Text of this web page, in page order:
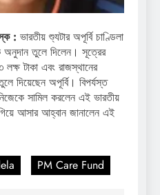
: ভারতীয় শ্যুটার অপূর্বি চাণ্ডিলা
অনুদান তুলে দিলেন। সূত্রের
লক্ষ টাকা এবং রাজস্থানের
দিয়েছেন অপূর্বি। বিপর্যস্ত
সামিল করলেন এই ভারতীয়
আসার আহ্বান জানালেন এই
PM Care Fund